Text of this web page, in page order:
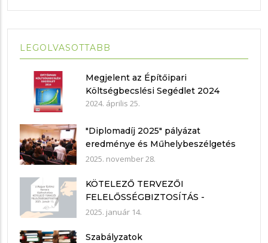
LEGOLVASOTTABB
Megjelent az Építőipari
Költségbecslési Segédlet 2024
2024. április 25.
"Diplomadíj 2025" pályázat
eredménye és Műhelybeszélgetés
2025.11.21.
2025. november 28.
KÖTELEZŐ TERVEZŐI
FELELŐSSÉGBIZTOSÍTÁS -
nyilatkozat mintákkal
2025. január 14.
Szabályzatok